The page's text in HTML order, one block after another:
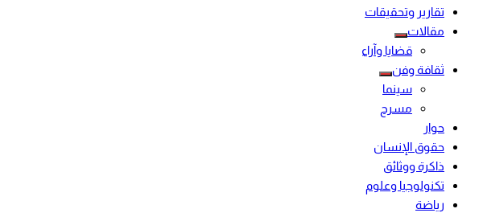
تقارير وتحقيقات
مقالات
قضايا وآراء
ثقافة وفن
سينما
مسرح
حوار
حقوق الإنسان
ذاكرة ووثائق
تكنولوجيا وعلوم
رياضة